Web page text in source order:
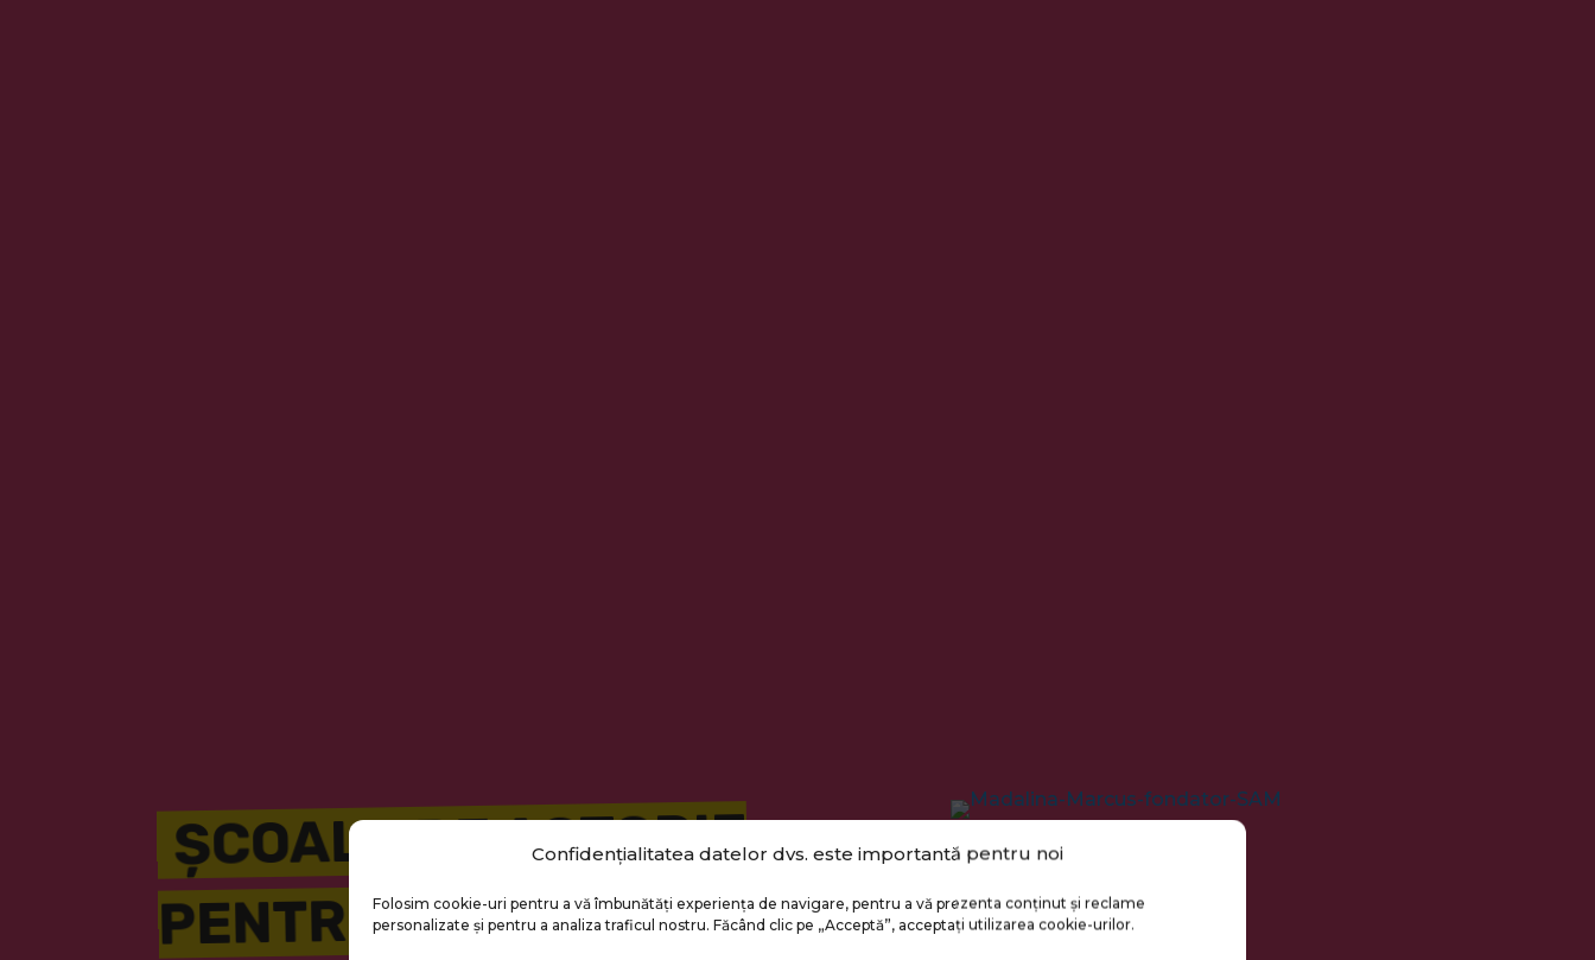
Confidențialitatea datelor dvs. este importantă pentru noi
Folosim cookie-uri pentru a vă îmbunătăți experiența de navigare, pentru a vă prezenta conținut și reclame
personalizate și pentru a analiza traficul nostru. Făcând clic pe „Acceptă”, acceptați utilizarea cookie-urilor.
ȘCOALA DE ACTORIE
PENTRU COPII ȘI